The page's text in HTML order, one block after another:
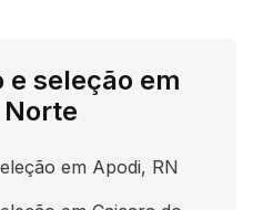
seleção em
Norte
em Apodi, RN